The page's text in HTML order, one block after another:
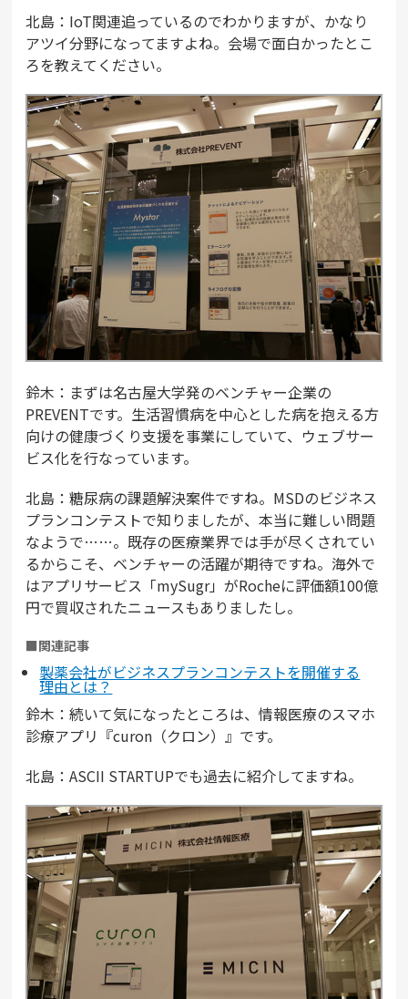
北島：IoT関連追っているのでわかりますが、かなり
アツイ分野になってますよね。会場で面白かったとこ
ろを教えてください。
鈴木：まずは名古屋大学発のベンチャー企業の
PREVENTです。生活習慣病を中心とした病を抱える方
向けの健康づくり支援を事業にしていて、ウェブサー
ビス化を行なっています。
北島：糖尿病の課題解決案件ですね。MSDのビジネス
プランコンテストで知りましたが、本当に難しい問題
なようで……。既存の医療業界では手が尽くされてい
るからこそ、ベンチャーの活躍が期待ですね。海外で
はアプリサービス「mySugr」がRocheに評価額100億
円で買収されたニュースもありましたし。
■関連記事
製薬会社がビジネスプランコンテストを開催する
理由とは？
鈴木：続いて気になったところは、情報医療のスマホ
診療アプリ『curon（クロン）』です。
北島：ASCII STARTUPでも過去に紹介してますね。